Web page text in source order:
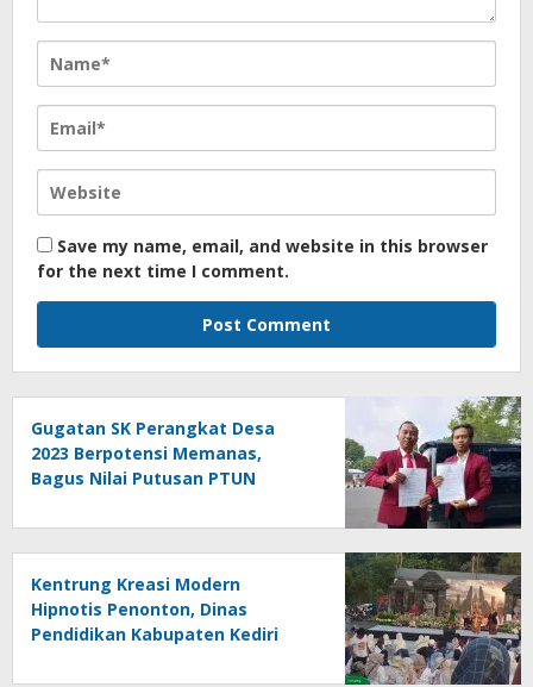
Save my name, email, and website in this browser
for the next time I comment.
Gugatan SK Perangkat Desa
2023 Berpotensi Memanas,
Bagus Nilai Putusan PTUN
Kentrung Kreasi Modern
Hipnotis Penonton, Dinas
Pendidikan Kabupaten Kediri